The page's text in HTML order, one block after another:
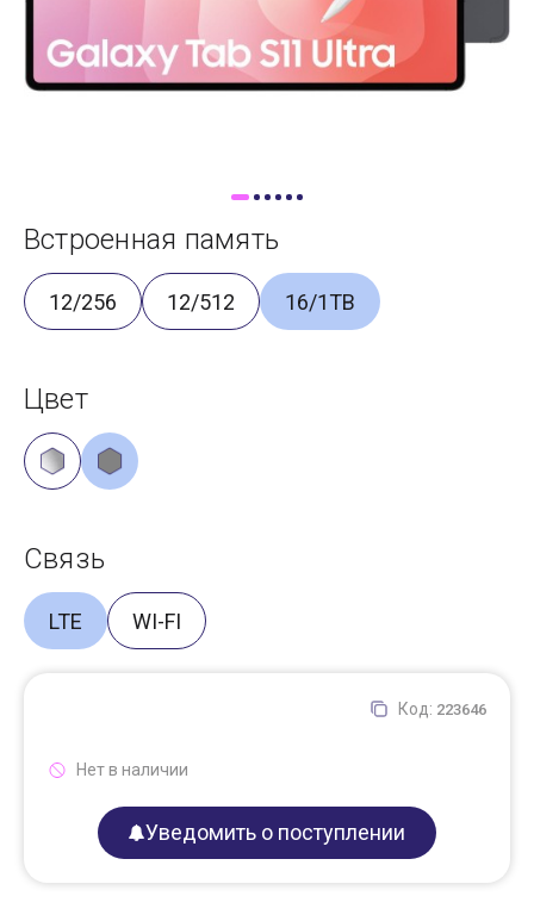
Самовывоз
Trade-In
Встроенная память
12/256 12/512 16/1TB
Цвет
Связь
LTE WI-FI
Код: 223646
Нет в наличии
Уведомить о поступлении